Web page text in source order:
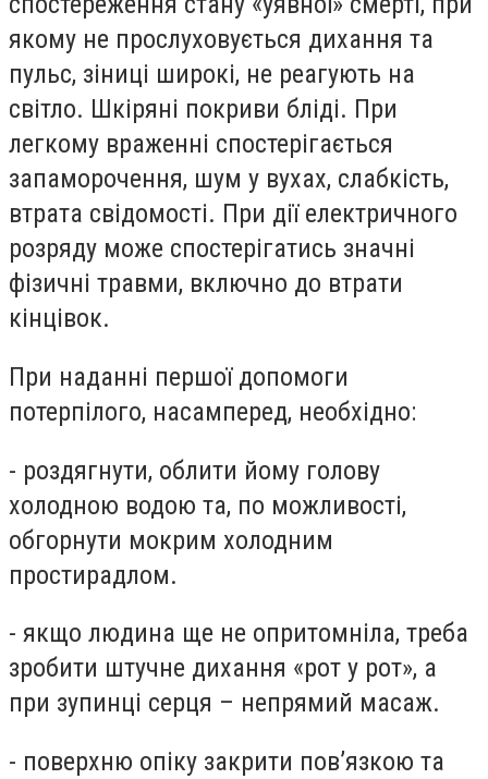
якому не прослуховується дихання та
пульс, зіниці широкі, не реагують на
світло. Шкіряні покриви бліді. При
легкому враженні спостерігається
запаморочення, шум у вухах, слабкість,
втрата свідомості. При дії електричного
розряду може спостерігатись значні
фізичні травми, включно до втрати
кінцівок.
При наданні першої допомоги
потерпілого, насамперед, необхідно:
- роздягнути, облити йому голову
холодною водою та, по можливості,
обгорнути мокрим холодним
простирадлом.
- якщо людина ще не опритомніла, треба
зробити штучне дихання «рот у рот», а
при зупинці серця – непрямий масаж.
- поверхню опіку закрити пов’язкою та